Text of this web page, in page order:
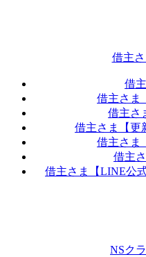
借主さ
借
借主さま
借主さ
借主さま【更
借主さま
借主
借主さま【LINE公
NSク